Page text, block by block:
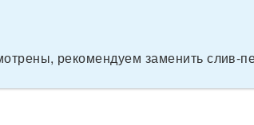
рекомендуем заменить слив-